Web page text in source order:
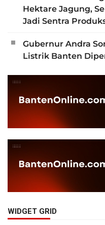
Hektare Jagung,
Jadi Sentra
Gubernur Andra
Listrik Banten
WIDGET GRID